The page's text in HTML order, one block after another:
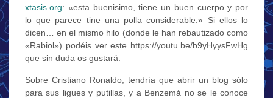
xtasis.org: «esta buenisimo, tiene un buen cuerpo y por
lo que parece tine una polla considerable.» Si ellos lo
dicen… en el mismo hilo (donde le han rebautizado como
«Rabiol») podéis ver este https://youtu.be/b9yHyysFwHg
que sin duda os gustará.
Sobre Cristiano Ronaldo, tendría que abrir un blog sólo
para sus ligues y putillas, y a Benzemá no se le conoce